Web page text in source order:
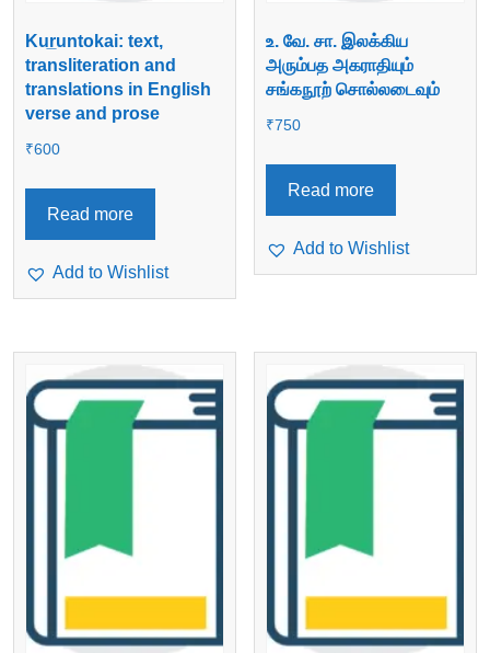
Kur̲untokai: text,
transliteration and
translations in English
verse and prose
₹600
Read more
Add to Wishlist
உ. வே. சா. இலக்கிய
அரும்பத அகராதியும்
சங்கநூற் சொல்லடைவும்
₹750
Read more
Add to Wishlist